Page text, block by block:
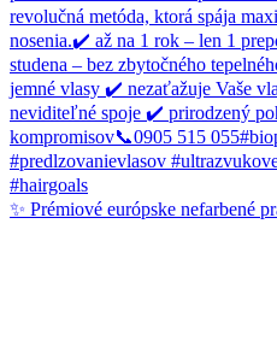
✨ Prémiové európske nefarbené